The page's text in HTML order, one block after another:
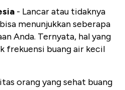
- Lancar atau tidaknya
menunjukkan seberapa
Anda. Ternyata, hal yang
frekuensi buang air kecil
orang yang sehat buang